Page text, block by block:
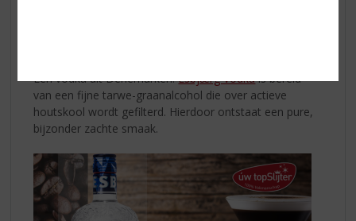
Een vodka uit Denemarken.Esbjærg Vodkais bereid
van een fijne tarwe-graanalcohol die over actieve
houtskool wordt gefilterd. Hierdoor ontstaat een pure,
bijzonder zachte smaak.